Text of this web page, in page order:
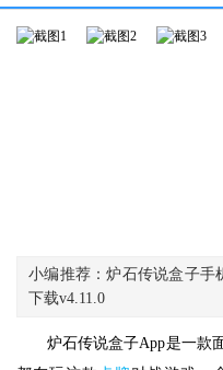
小编推荐：炉石传说盒子手
下载v4.11.0
炉石传说盒子App是一款